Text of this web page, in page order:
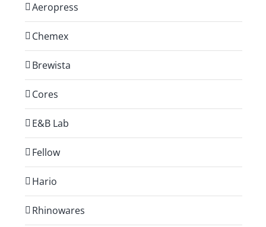
Aeropress
Chemex
Brewista
Cores
E&B Lab
Fellow
Hario
Rhinowares